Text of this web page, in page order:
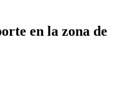
en la zona de